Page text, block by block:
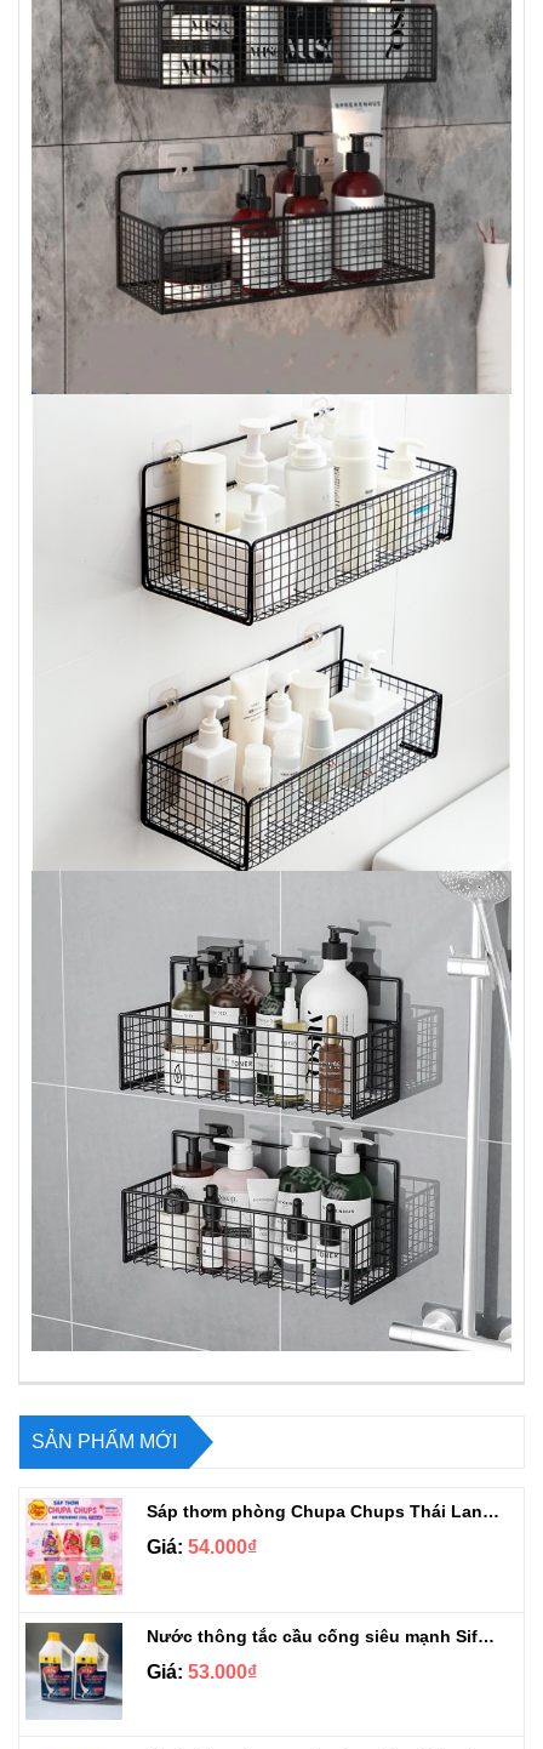
SẢN PHẨM MỚI
Sáp thơm phòng Chupa Chups Thái Lan 230g
Giá: 54.000₫
Nước thông tắc cầu cống siêu mạnh Sifa 1.4kg
Giá: 53.000₫